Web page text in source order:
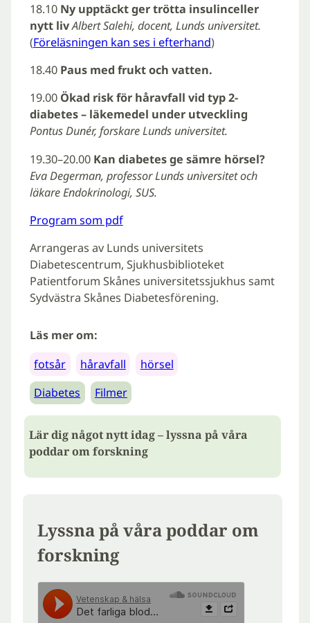
18.10 Ny upptäckt ger trötta insulinceller
nytt livAlbert Salehi, docent, Lunds universitet.
(Föreläsningen kan ses i efterhand)
18.40Paus med frukt och vatten.
19.00 Ökad risk för håravfall vid typ 2-
diabetes – läkemedel under utveckling
Pontus Dunér, forskare Lunds universitet.
19.30–20.00 Kan diabetes ge sämre hörsel?
Eva Degerman, professor Lunds universitet och
läkare Endokrinologi, SUS.
Program som pdf
Arrangeras av Lunds universitets
Diabetescentrum, Sjukhusbiblioteket
Patientforum Skånes universitetssjukhus samt
Sydvästra Skånes Diabetesförening.
Läs mer om:
fotsår
håravfall
hörsel
Diabetes
Filmer
Lär dig något nytt idag – lyssna på våra
poddar om forskning
Lyssna på våra poddar om
forskning